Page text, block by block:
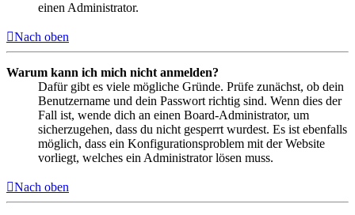
einen Administrator.
Nach oben
Warum kann ich mich nicht anmelden?
Dafür gibt es viele mögliche Gründe. Prüfe zunächst, ob dein
Benutzername und dein Passwort richtig sind. Wenn dies der
Fall ist, wende dich an einen Board-Administrator, um
sicherzugehen, dass du nicht gesperrt wurdest. Es ist ebenfalls
möglich, dass ein Konfigurationsproblem mit der Website
vorliegt, welches ein Administrator lösen muss.
Nach oben